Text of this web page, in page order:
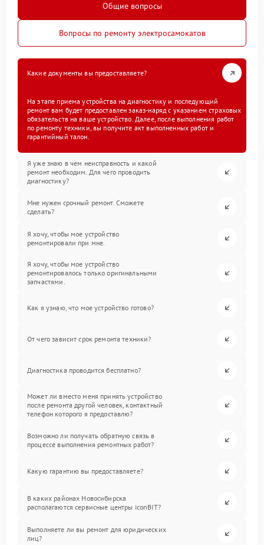
Общие вопросы
Вопросы по ремонту электросамокатов
Какие документы вы предоставляете?
На этапе приема устройства на диагностику и последующий
ремонт вам будет предоставлен заказ-наряд с указанием страховых
обязательств на ваше устройство. Далее, после выполнения работ
по ремонту техники, вы получите акт выполненных работ и
гарантийный талон.
Я уже знаю в чем неисправность и какой
ремонт необходим. Для чего проводить
диагностику?
Мне нужен срочный ремонт. Сможете
сделать?
Я хочу, чтобы мое устройство
ремонтировали при мне.
Я хочу, чтобы мое устройство
ремонтировалось только оригинальными
запчастями.
Как я узнаю, что мое устройство готово?
От чего зависит срок ремонта техники?
Диагностика проводится бесплатно?
Может ли вместо меня принять устройство
после ремонта другой человек, контактный
телефон которого я предоставлю?
Возможно ли получать обратную связь в
процессе выполнения ремонтных работ?
Какую гарантию вы предоставляете?
В каких районах Новосибирска
располагаются сервисные центры iconBIT?
Выполняете ли вы ремонт для юридических
лиц?